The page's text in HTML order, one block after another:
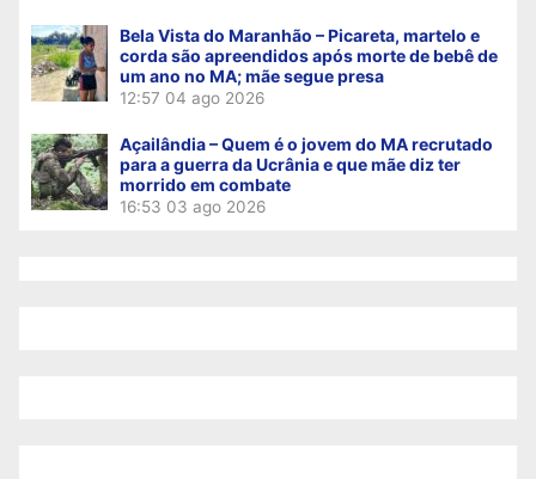
Bela Vista do Maranhão – Picareta, martelo e
corda são apreendidos após morte de bebê de
um ano no MA; mãe segue presa
12:57 04 ago 2026
Açailândia – Quem é o jovem do MA recrutado
para a guerra da Ucrânia e que mãe diz ter
morrido em combate
16:53 03 ago 2026